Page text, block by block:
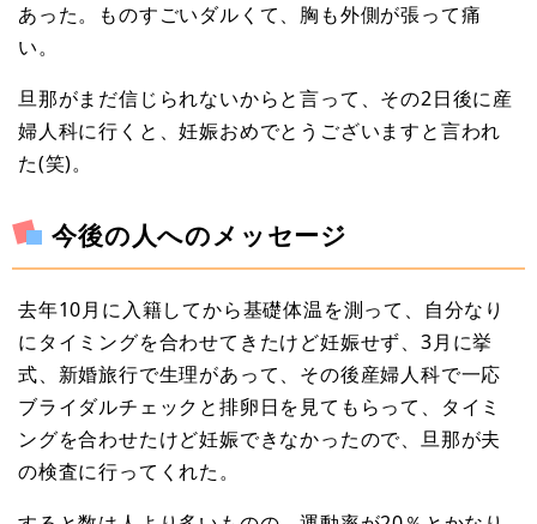
あった。ものすごいダルくて、胸も外側が張って痛
い。
旦那がまだ信じられないからと言って、その2日後に産
婦人科に行くと、妊娠おめでとうございますと言われ
た(笑)。
今後の人へのメッセージ
去年10月に入籍してから基礎体温を測って、自分なり
にタイミングを合わせてきたけど妊娠せず、3月に挙
式、新婚旅行で生理があって、その後産婦人科で一応
ブライダルチェックと排卵日を見てもらって、タイミ
ングを合わせたけど妊娠できなかったので、旦那が夫
の検査に行ってくれた。